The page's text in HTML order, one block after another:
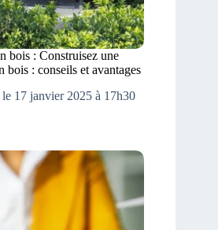
bois : Construisez une
bois : conseils et avantages
17 janvier 2025 à 17h30